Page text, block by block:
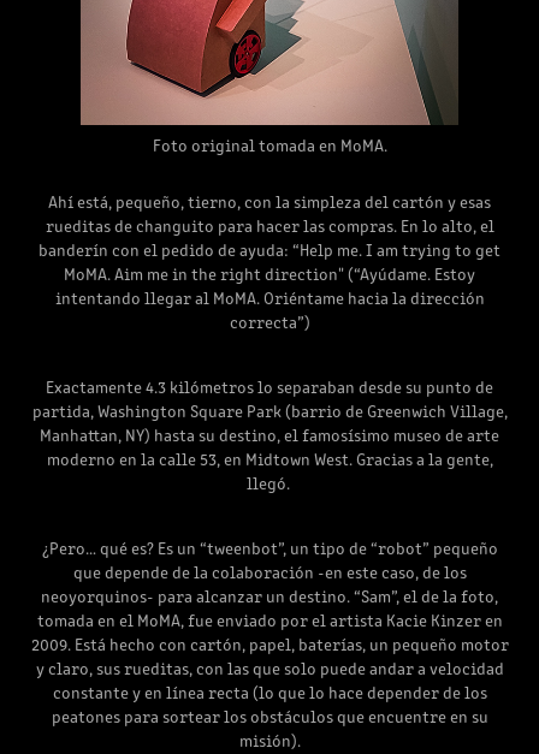
Foto original tomada en MoMA.
Ahí está, pequeño, tierno, con la simpleza del cartón y esas
rueditas de changuito para hacer las compras. En lo alto, el
banderín con el pedido de ayuda: “Help me. I am trying to get
MoMA. Aim me in the right direction" (“Ayúdame. Estoy
intentando llegar al MoMA. Oriéntame hacia la dirección
correcta”)
Exactamente 4.3 kilómetros lo separaban desde su punto de
partida, Washington Square Park (barrio de Greenwich Village,
Manhattan, NY) hasta su destino, el famosísimo museo de arte
moderno en la calle 53, en Midtown West. Gracias a la gente,
llegó.
¿Pero… qué es? Es un “tweenbot”, un tipo de “robot” pequeño
que depende de la colaboración -en este caso, de los
neoyorquinos- para alcanzar un destino. “Sam”, el de la foto,
tomada en el MoMA, fue enviado por el artista Kacie Kinzer en
2009. Está hecho con cartón, papel, baterías, un pequeño motor
y claro, sus rueditas, con las que solo puede andar a velocidad
constante y en línea recta (lo que lo hace depender de los
peatones para sortear los obstáculos que encuentre en su
misión).